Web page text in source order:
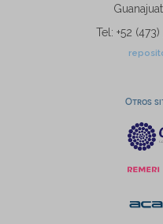
Tel: +52
Otros